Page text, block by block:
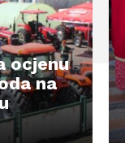
ocjenu
na